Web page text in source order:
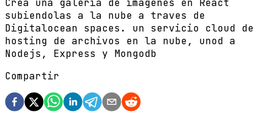
Crea una galeria de imagenes en React
subiendolas a la nube a traves de
Digitalocean spaces. un servicio cloud de
hosting de archivos en la nube, unod a
Nodejs, Express y Mongodb
Compartir